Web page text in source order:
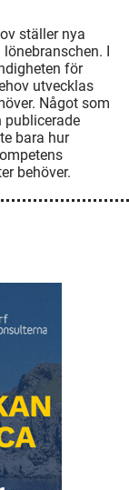
ställer nya
I
för
utvecklas
Något som
publicerade
bara hur
behöver.